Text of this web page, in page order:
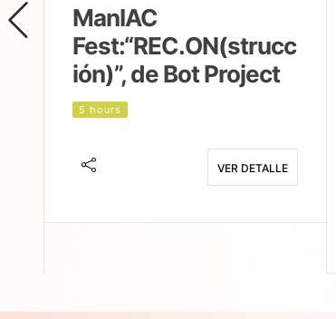
ManIAC
Fest:“REC.ON(strucc
ión)”, de Bot Project
5 hours
VER DETALLE